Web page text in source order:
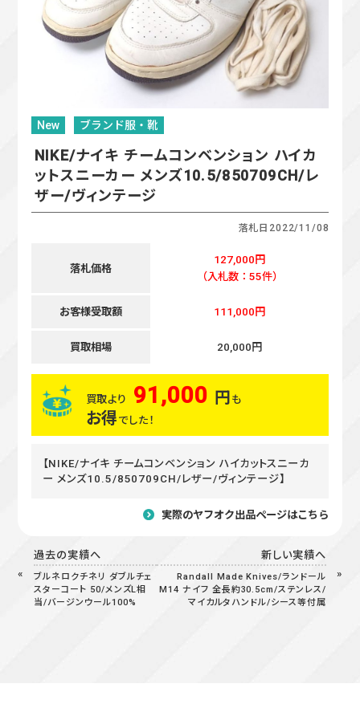
New ブランド服・靴
NIKE/ナイキ チームコンベンション ハイカ
ットスニーカー メンズ10.5/850709CH/レ
ザー/ヴィンテージ
落札日 2022/11/08
落札価格
127,000円
（入札数：55件）
お客様受取額 111,000円
買取相場 20,000円
買取より 91,000 円 も
お得 でした！
【NIKE/ナイキ チームコンベンション ハイカットスニーカ
ー メンズ10.5/850709CH/レザー/ヴィンテージ】
実際のヤフオク出品ページはこちら
過去の実績へ
ブルネロクチネリ ダブルチェ
スターコート 50/メンズL相
当/バージンウール100%
新しい実績へ
Randall Made Knives/ランドール
M14 ナイフ 全長約30.5cm/ステンレス/
マイカルタハンドル/シース等付属